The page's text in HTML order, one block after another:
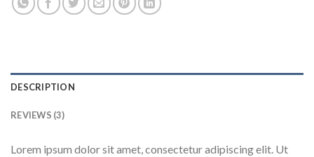
DESCRIPTION
REVIEWS (3)
Lorem ipsum dolor sit amet, consectetur adipiscing elit. Ut